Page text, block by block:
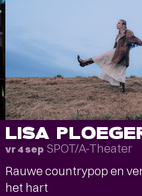
LISA
vr 4 sep SPOT/A-Theater
Rauwe countrypop en
het hart